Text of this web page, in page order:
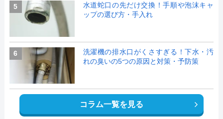
5
水道蛇口の先だけ交換！手順や泡沫キャ
ップの選び方・手入れ
6
洗濯機の排水口がくさすぎる！下水・汚
れの臭いの5つの原因と対策・予防策
コラム一覧を見る